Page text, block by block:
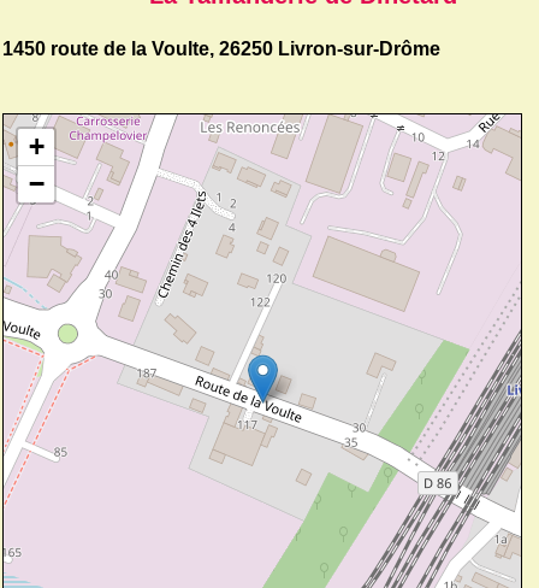
1450 route de la Voulte, 26250 Livron-sur-Drôme
+
−